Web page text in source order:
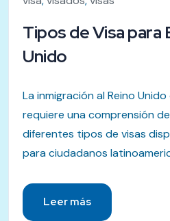
Tipos de Visa para
Unido
La inmigración al Reino
requiere una comprensión
diferentes tipos de visas
para ciudadanos
Leer más